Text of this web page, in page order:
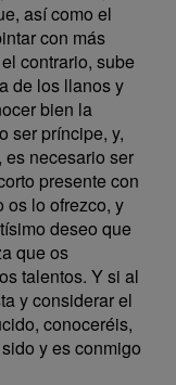
así como el
con más
contrario, sube
de los llanos y
bien la
ser príncipe, y,
necesario ser
presente con
os lo ofrezco, y
deseo que
que os
talentos. Y si al
y considerar el
conoceréis,
y es conmigo